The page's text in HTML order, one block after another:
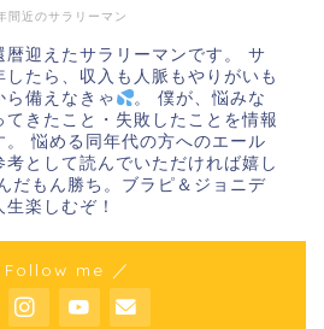
間近のサラリーマン
暦迎えたサラリーマンです。 サ
たら、収入も人脈もやりがいも
ら備えなきゃ
。 僕が、悩みな
きたこと・失敗したことを情報
。 悩める同年代の方へのエール
考として読んでいただければ嬉し
だもん勝ち。ブラピ＆ジョニデ
楽しむぞ！
Follow me ／